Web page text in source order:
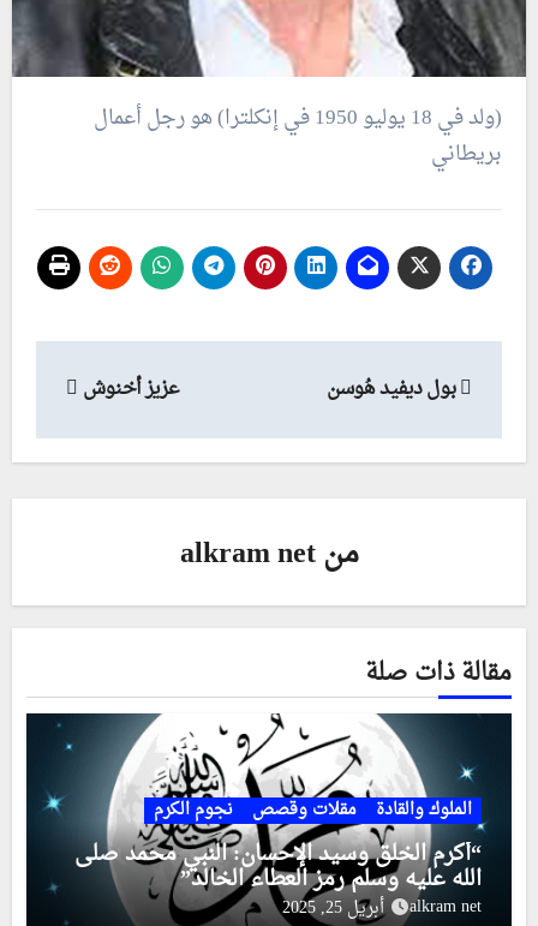
(ولد في 18 يوليو 1950 في إنكلترا) هو رجل أعمال
بريطاني
تصفّح
المقالات
بول ديفيد هُوسن عزيز أخنوش
منalkram net
مقالة ذات صلة
الملوك والقادة مقلات وقصص نجوم الكرم
“أكرم الخلق وسيد الإحسان: النبي محمد صلى
الله عليه وسلم رمز العطاء الخالد”
alkram net أبريل 25, 2025